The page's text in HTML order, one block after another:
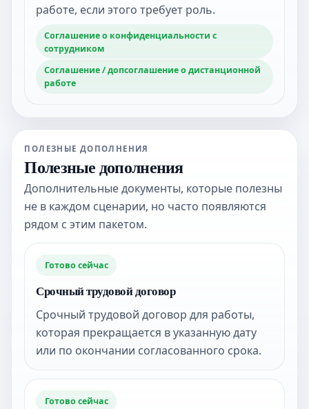
работе, если этого требует роль.
Соглашение о конфиденциальности с
сотрудником
Соглашение / допсоглашение о дистанционной
работе
ПОЛЕЗНЫЕ ДОПОЛНЕНИЯ
Полезные дополнения
Дополнительные документы, которые полезны
не в каждом сценарии, но часто появляются
рядом с этим пакетом.
Готово сейчас
Срочный трудовой договор
Срочный трудовой договор для работы,
которая прекращается в указанную дату
или по окончании согласованного срока.
Готово сейчас